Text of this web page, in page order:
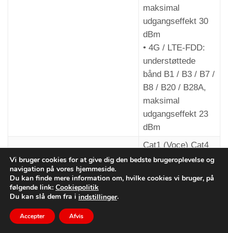
– Telefon DTMF-toner
ved at ringe tilbage til enheden og sende DTMF-
Lokalt– IN4-kontakt
maksimal
udgangseffekt 30
dBm
• 4G / LTE-FDD:
understøttede
bånd B1 / B3 / B7 /
B8 / B20 / B28A,
maksimal
udgangseffekt 23
dBm
Cat1 (Voce) Cat4
(Multimedia)
TRÅDLØST LAN
Bands
Mode
Vi bruger cookies for at give dig den bedste brugeroplevelse og
navigation på vores hjemmeside.
Du kan finde mere information om, hvilke cookies vi bruger, på
følgende link: Cookiepolitik
Du kan slå dem fra i indstillinger.
Accepter Afvis